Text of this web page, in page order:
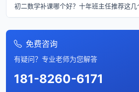
初二数学补课哪个好？十年班主任推荐这几
免费咨询
有疑问？专业老师为您解答
181-8260-6171